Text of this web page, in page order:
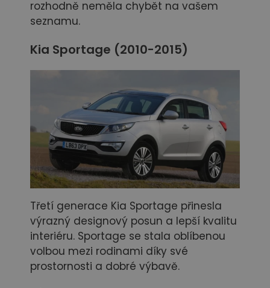
rozhodně neměla chybět na vašem
seznamu.
Kia Sportage (2010-2015)
Třetí generace Kia Sportage přinesla
výrazný designový posun a lepší kvalitu
interiéru. Sportage se stala oblíbenou
volbou mezi rodinami díky své
prostornosti a dobré výbavě.